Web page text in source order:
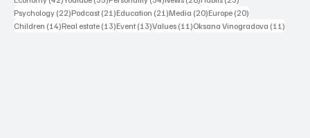
Psychology (22)22 posts
Podcast (21)21 posts
Education (21)21 posts
Media (20)20 posts
Europe (20)
Children (14)14 posts
Real estate (13)13 posts
Event (13)13 posts
Values (11)11 posts
Oksana Vinogradova (11)